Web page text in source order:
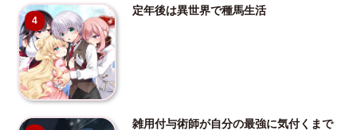
4
定年後は異世界で種馬生活
雑用付与術師が自分の最強に気付くまで